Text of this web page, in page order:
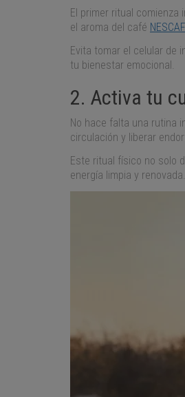
El primer ritual
el aroma del café
Evita tomar el celular de
tu bienestar emocional.
2. Activa tu
No hace falta una rutina
circulación y liberar
Este ritual físico no solo
energía limpia y renovada.